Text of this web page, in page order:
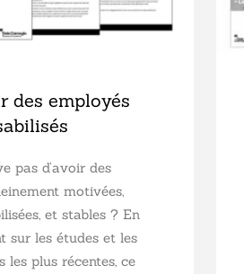
des employés
pas d’avoir des
motivées,
et stables ? En
sur les études et les
les plus récentes, ce